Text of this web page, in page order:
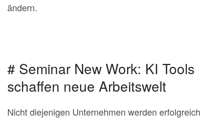
ändern.
# Seminar New Work: KI Tools
schaffen neue Arbeitswelt
Nicht diejenigen Unternehmen werden erfolgreich